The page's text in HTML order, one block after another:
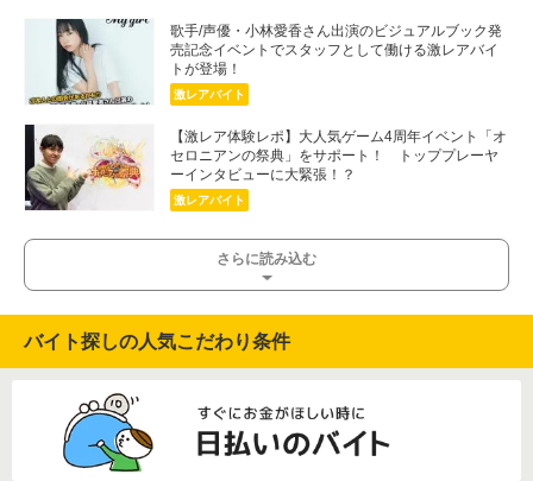
歌手/声優・小林愛香さん出演のビジュアルブック発
売記念イベントでスタッフとして働ける激レアバイ
トが登場！
激レアバイト
【激レア体験レポ】大人気ゲーム4周年イベント「オ
セロニアンの祭典」をサポート！ トッププレーヤ
ーインタビューに大緊張！？
激レアバイト
さらに読み込む
バイト探しの人気こだわり条件